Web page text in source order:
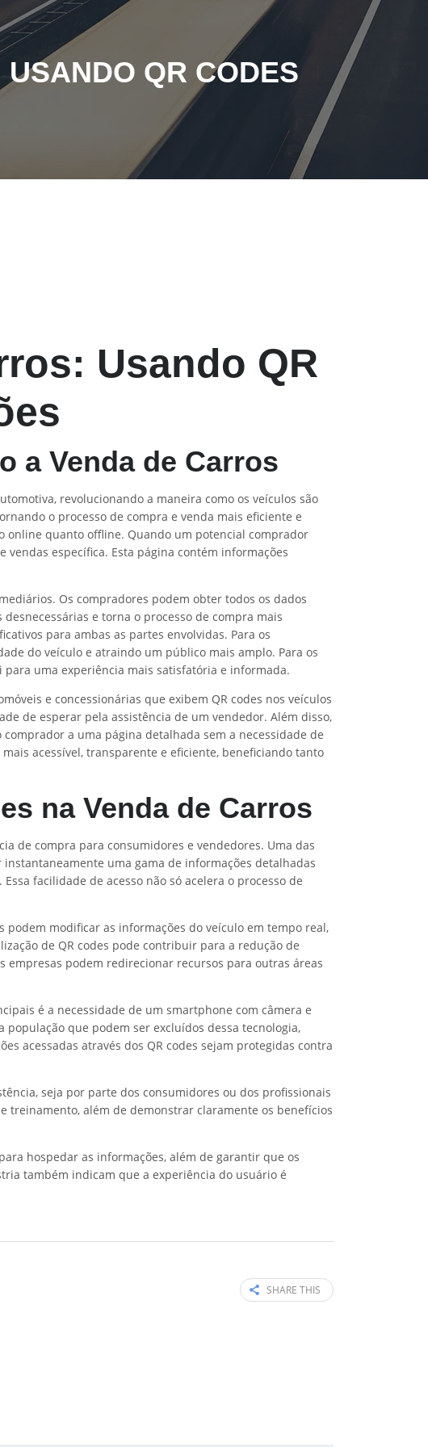
QR CODES
Usando QR
a Venda de Carros
revolucionando a maneira como os veículos são
o processo de compra e venda mais eficiente e
online quanto offline. Quando um potencial comprador
específica. Esta página contém informações
Os compradores podem obter todos os dados
e torna o processo de compra mais
para ambas as partes envolvidas. Para os
do veículo e atraindo um público mais amplo. Para os
uma experiência mais satisfatória e informada.
e concessionárias que exibem QR codes nos veículos
de esperar pela assistência de um vendedor. Além disso,
a uma página detalhada sem a necessidade de
acessível, transparente e eficiente, beneficiando tanto
na Venda de Carros
de compra para consumidores e vendedores. Uma das
uma gama de informações detalhadas
facilidade de acesso não só acelera o processo de
modificar as informações do veículo em tempo real,
de QR codes pode contribuir para a redução de
empresas podem redirecionar recursos para outras áreas
é a necessidade de um smartphone com câmera e
que podem ser excluídos dessa tecnologia,
acessadas através dos QR codes sejam protegidas contra
seja por parte dos consumidores ou dos profissionais
treinamento, além de demonstrar claramente os benefícios
hospedar as informações, além de garantir que os
também indicam que a experiência do usuário é
SHARE THIS